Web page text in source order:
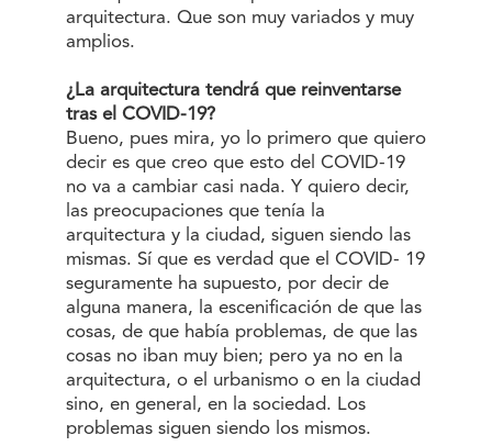
arquitectura. Que son muy variados y muy
amplios.
¿La arquitectura tendrá que reinventarse
tras el COVID-19?
Bueno, pues mira, yo lo primero que quiero
decir es que creo que esto del COVID-19
no va a cambiar casi nada. Y quiero decir,
las preocupaciones que tenía la
arquitectura y la ciudad, siguen siendo las
mismas. Sí que es verdad que el COVID- 19
seguramente ha supuesto, por decir de
alguna manera, la escenificación de que las
cosas, de que había problemas, de que las
cosas no iban muy bien; pero ya no en la
arquitectura, o el urbanismo o en la ciudad
sino, en general, en la sociedad. Los
problemas siguen siendo los mismos.